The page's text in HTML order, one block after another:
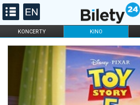
KONCERTY KINO
FILHARMONIA OPERA I BALET
ONLINE